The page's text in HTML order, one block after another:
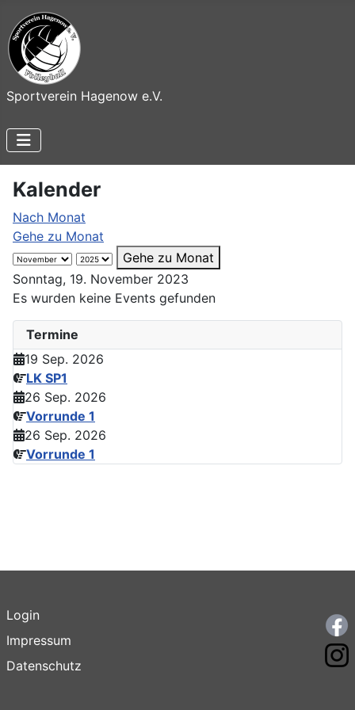
Sportverein Hagenow e.V.
Termine
19 Sep. 2026
LK SP1
26 Sep. 2026
Vorrunde 1
26 Sep. 2026
Vorrunde 1
Kalender
Nach Monat
Gehe zu Monat
Gehe zu Monat
Sonntag, 19. November 2023
Es wurden keine Events gefunden
Login
Impressum
Datenschutz